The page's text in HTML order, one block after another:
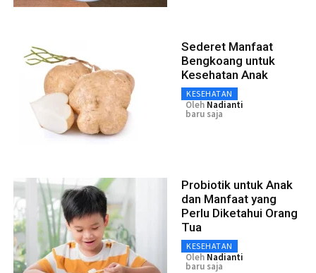
Sederet Manfaat
Bengkoang untuk
Kesehatan Anak
KESEHATAN
Oleh Nadianti
baru saja
Probiotik untuk Anak
dan Manfaat yang
Perlu Diketahui Orang
Tua
KESEHATAN
Oleh Nadianti
baru saja